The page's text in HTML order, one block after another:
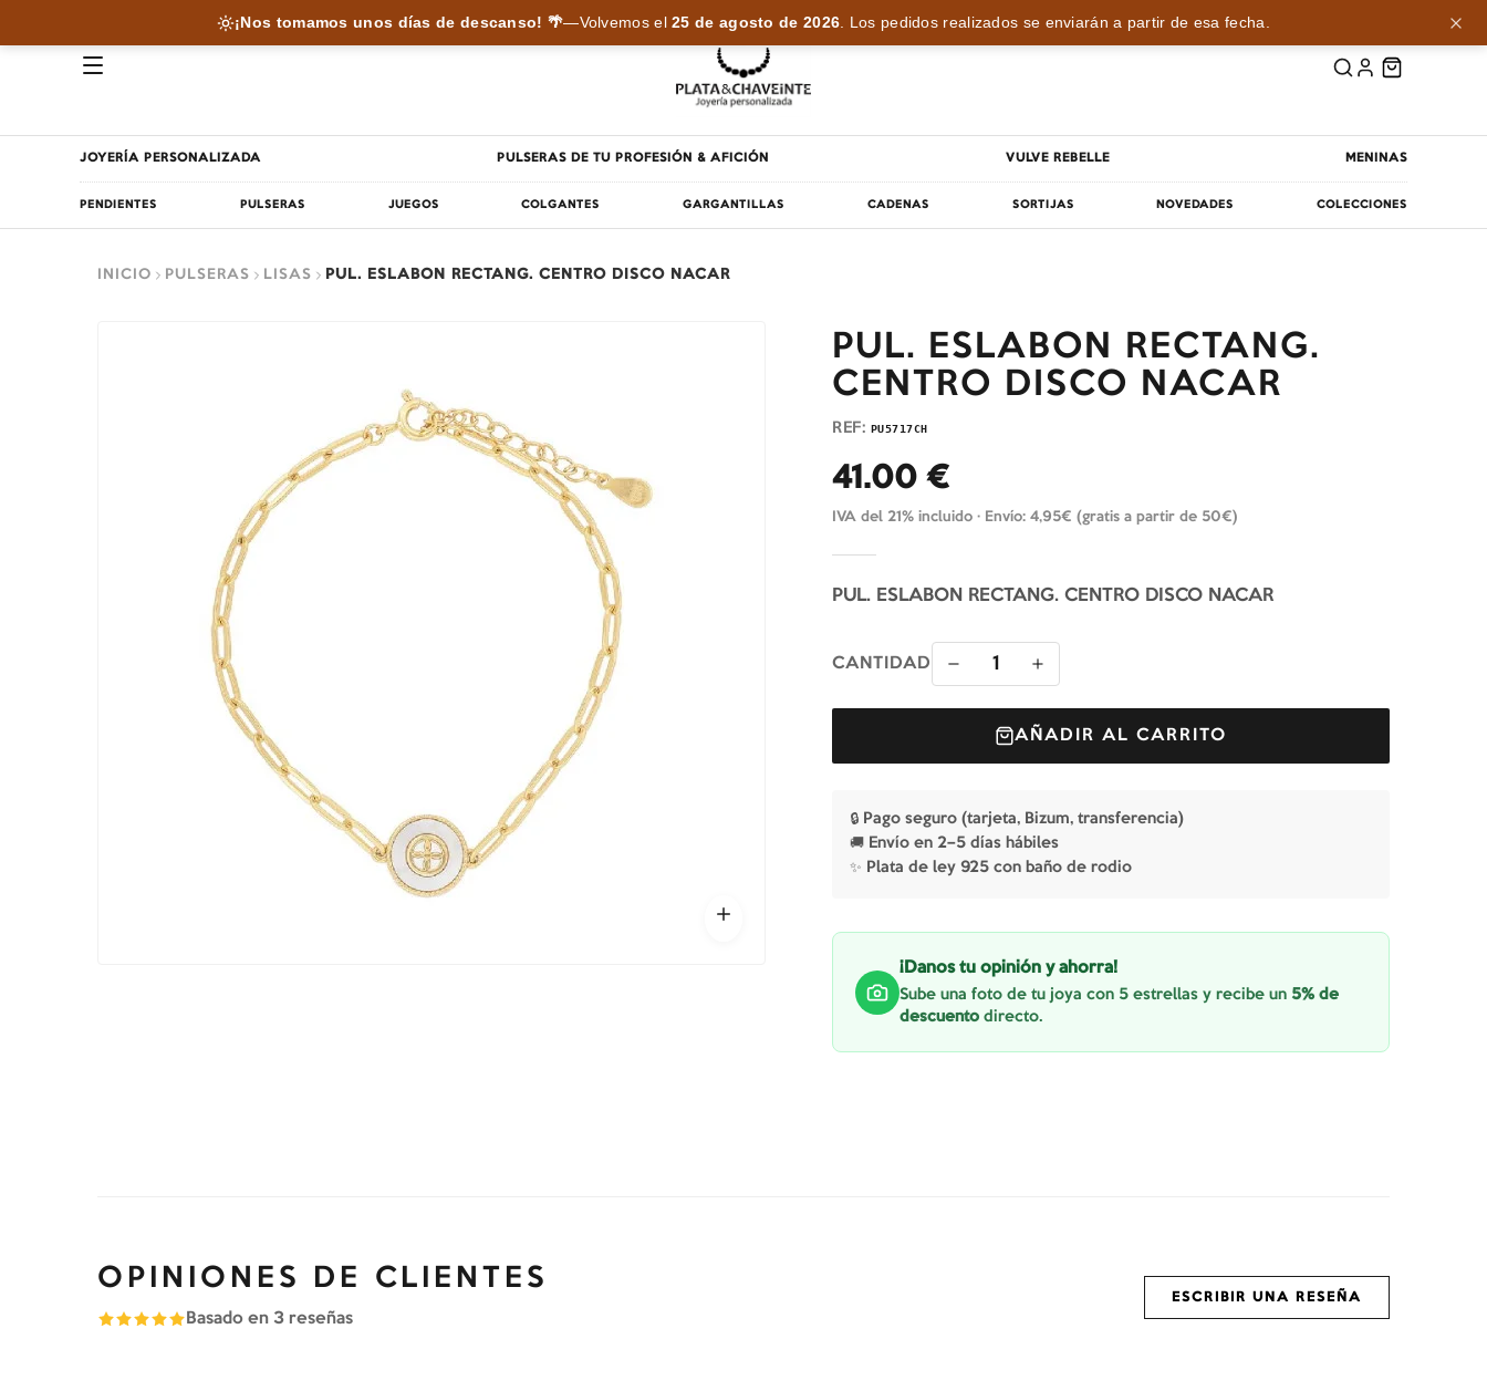
¡Nos tomamos unos días de descanso! 🌴—Volvemos el25 de agosto de 2026. Los pedidos realizados se enviarán a partir de esa fecha.
JOYERÍA PERSONALIZADA PULSERAS DE TU PROFESIÓN & AFICIÓN VULVE REBELLE MENINAS
PENDIENTES PULSERAS JUEGOS COLGANTES GARGANTILLAS CADENAS SORTIJAS NOVEDADES COLECCIONES
INICIO PULSERAS LISAS PUL. ESLABON RECTANG. CENTRO DISCO NACAR
PUL. ESLABON RECTANG.
CENTRO DISCO NACAR
REF: PU5717CH
41.00 €
IVA del 21% incluido · Envío: 4,95€ (gratis a partir de 50€)
PUL. ESLABON RECTANG. CENTRO DISCO NACAR
CANTIDAD 1
AÑADIR AL CARRITO
🔒 Pago seguro (tarjeta, Bizum, transferencia)
🚚 Envío en 2–5 días hábiles
✨ Plata de ley 925 con baño de rodio
¡Danos tu opinión y ahorra!
Sube una foto de tu joya con 5 estrellas y recibe un 5% de
descuento directo.
OPINIONES DE CLIENTES
Basado en 3 reseñas
ESCRIBIR UNA RESEÑA